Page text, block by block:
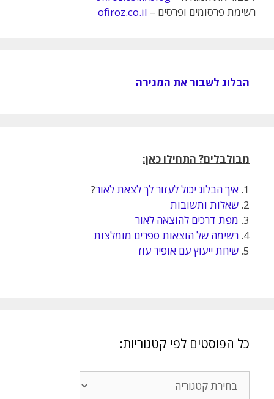
רשימת פרסומים ופרסים –ofiroz.co.il
הבלוג לשבור את המגירה
מבולבלים? התחילו כאן:
איך הבלוג יכול לעזור לך לצאת לאור?
שאלות ותשובות
מפת דרכים להוצאה לאור
רשימה של הוצאות ספרים מומלצות
שיחת ייעוץ עם אופיר עוז
כל הפוסטים לפי קטגוריות:
הפוסטים